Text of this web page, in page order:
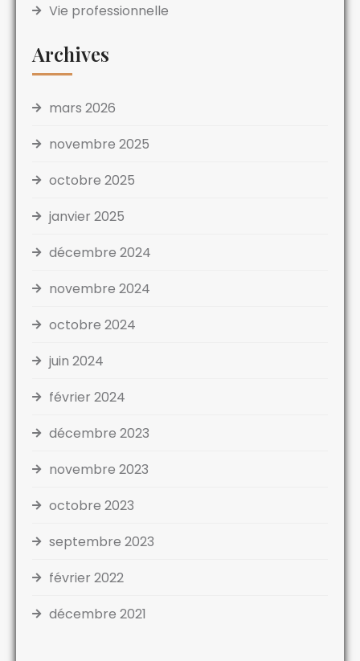
Vie professionnelle
Archives
mars 2026
novembre 2025
octobre 2025
janvier 2025
décembre 2024
novembre 2024
octobre 2024
juin 2024
février 2024
décembre 2023
novembre 2023
octobre 2023
septembre 2023
février 2022
décembre 2021